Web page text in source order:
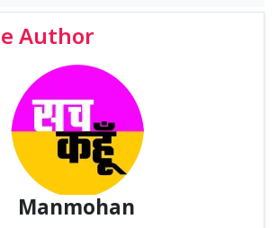
Author
Manmohan